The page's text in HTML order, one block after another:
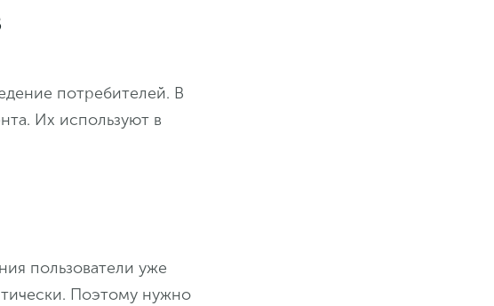
потребителей. В
Их используют в
пользователи уже
Поэтому нужно